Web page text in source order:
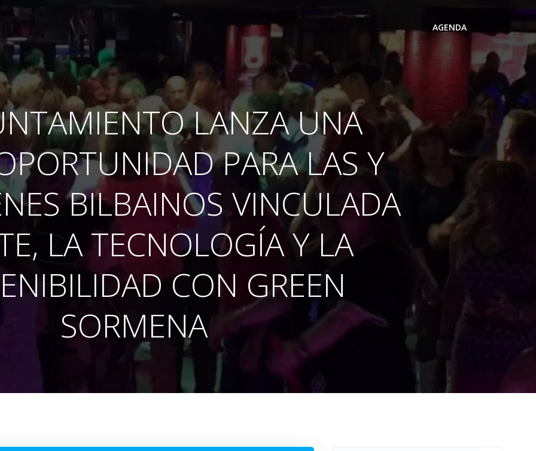
AGENDA
LANZA UNA
PARA LAS Y
BILBAINOS VINCULADA
LA TECNOLOGÍA Y LA
CON GREEN
SORMENA